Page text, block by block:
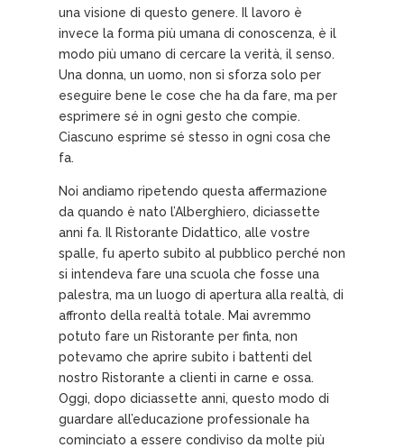
una visione di questo genere. Il lavoro è
invece la forma più umana di conoscenza, è il
modo più umano di cercare la verità, il senso.
Una donna, un uomo, non si sforza solo per
eseguire bene le cose che ha da fare, ma per
esprimere sé in ogni gesto che compie.
Ciascuno esprime sé stesso in ogni cosa che
fa.
Noi andiamo ripetendo questa affermazione
da quando è nato l’Alberghiero, diciassette
anni fa. Il Ristorante Didattico, alle vostre
spalle, fu aperto subito al pubblico perché non
si intendeva fare una scuola che fosse una
palestra, ma un luogo di apertura alla realtà, di
affronto della realtà totale. Mai avremmo
potuto fare un Ristorante per finta, non
potevamo che aprire subito i battenti del
nostro Ristorante a clienti in carne e ossa.
Oggi, dopo diciassette anni, questo modo di
guardare all’educazione professionale ha
cominciato a essere condiviso da molte più